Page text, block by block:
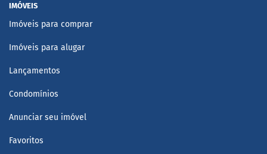
IMÓVEIS
Imóveis para comprar
Imóveis para alugar
Lançamentos
Condomínios
Anunciar seu imóvel
Favoritos